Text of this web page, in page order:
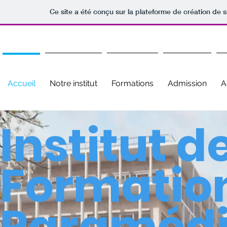
Ce site a été conçu sur la plateforme de création de
Accueil Notre institut Formations Admission
Institut